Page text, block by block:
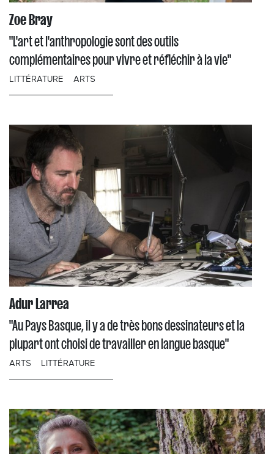
Zoe Bray
"L'art et l'anthropologie sont des outils
complémentaires pour vivre et réfléchir à la vie"
LITTÉRATURE ARTS
Adur Larrea
"Au Pays Basque, il y a de très bons dessinateurs et la
plupart ont choisi de travailler en langue basque"
ARTS LITTÉRATURE